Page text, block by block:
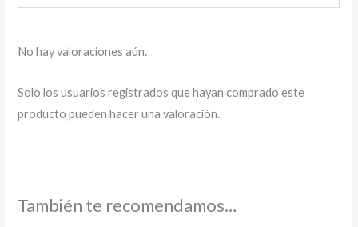
No hay valoraciones aún.
Solo los usuarios registrados que hayan comprado este
producto pueden hacer una valoración.
También te recomendamos…